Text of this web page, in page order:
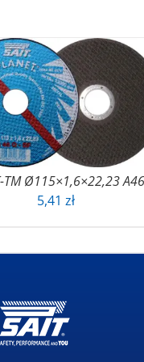
TM Ø115×1,6×22,23
5,41zł